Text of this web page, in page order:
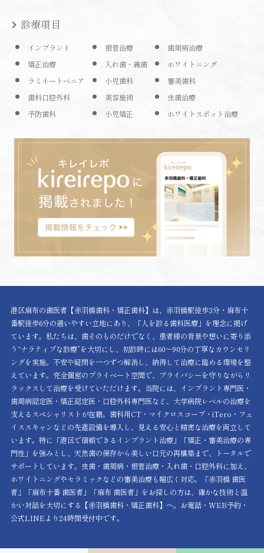
診療項目
インプラント 根管治療
歯周病治療
矯正治療
入れ歯・義歯
ホワイトニング
ラミネートベニア
小児歯科
審美歯科
歯科口腔外科
美容施術
虫歯治療
予防歯科
小児矯正 ホワイトスポット治療
港区麻布の歯医者【赤羽橋歯科・矯正歯科】は、赤羽橋駅徒歩3分・麻布十
番駅徒歩6分の通いやすい立地にあり、「人を診る歯科医療」を理念に掲げ
ています。私たちは、歯そのものだけでなく、患者様の背景や想いに寄り添
う“ナラティブな診療”を大切にし、初診時には60〜90分の丁寧なカウンセリ
ングを実施。不安や疑問を一つずつ解消し、納得して治療に臨める環境を整
えています。完全個室のプライベート空間で、プライバシーを守りながらリ
ラックスして治療を受けていただけます。当院には、インプラント専門医・
歯周病認定医・矯正認定医・口腔外科専門医など、大学病院レベルの治療を
支えるスペシャリストが在籍。歯科用CT・マイクロスコープ・iTero・フェ
イススキャンなどの先進設備を導入し、見える安心と精密な治療を両立して
います。特に「港区で信頼できるインプラント治療」「矯正・審美治療の専
門性」を強みとし、天然歯の保存から美しい口元の再構築まで、トータルで
サポートしています。虫歯・歯周病・根管治療・入れ歯・口腔外科に加え、
ホワイトニングやセラミックなどの審美治療も幅広く対応。「赤羽橋 歯医
者」「麻布十番 歯医者」「麻布 歯医者」をお探しの方は、確かな技術と温
かい対話を大切にする【赤羽橋歯科・矯正歯科】へ。お電話・WEB予約・
公式LINEより24時間受付中です。